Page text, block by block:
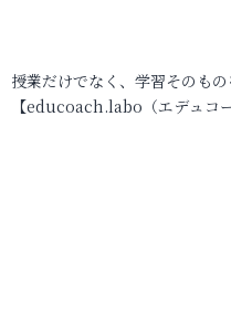
授業だけでなく、学習そのも
【educoach.labo（エデュコ